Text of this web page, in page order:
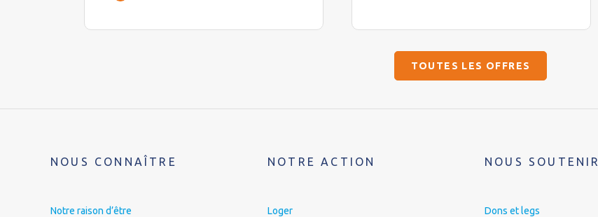
TOUTES LES OFFRES
NOUS CONNAÎTRE
Notre raison d’être
NOTRE ACTION
Loger
NOUS SOUTENIR
Dons et legs